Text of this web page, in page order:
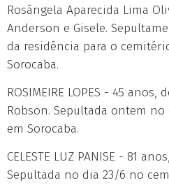
Rosângela Aparecida Lima
Anderson e Gisele.
da residência para o
Sorocaba.
ROSIMEIRE LOPES - 45
Robson. Sepultada ontem
em Sorocaba.
CELESTE LUZ PANISE - 81
Sepultada no dia 23/6 no